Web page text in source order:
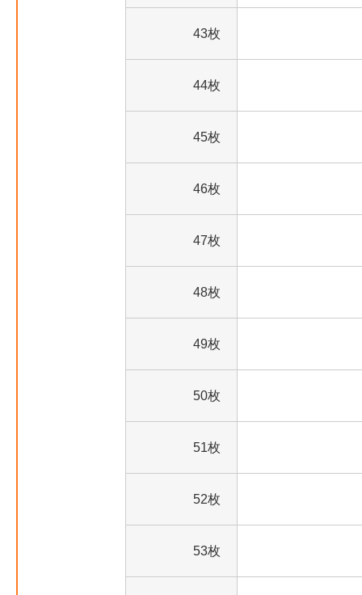
43枚
44枚
45枚
46枚
47枚
48枚
49枚
50枚
51枚
52枚
53枚